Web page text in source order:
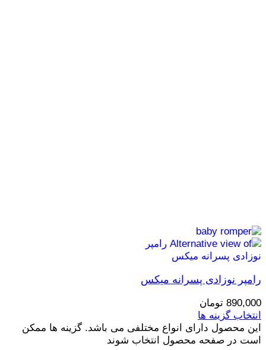
رامپر نوزادی پسرانه میکس
890,000 تومان
انتخاب گزینه ها
این محصول دارای انواع مختلفی می باشد. گزینه ها ممکن
است در صفحه محصول انتخاب شوند